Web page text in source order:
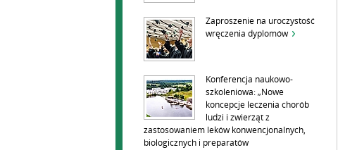
Zaproszenie na uroczystość
wręczenia dyplomów
Konferencja naukowo-
szkoleniowa: „Nowe
koncepcje leczenia chorób
ludzi i zwierząt z
zastosowaniem leków konwencjonalnych,
biologicznych i preparatów